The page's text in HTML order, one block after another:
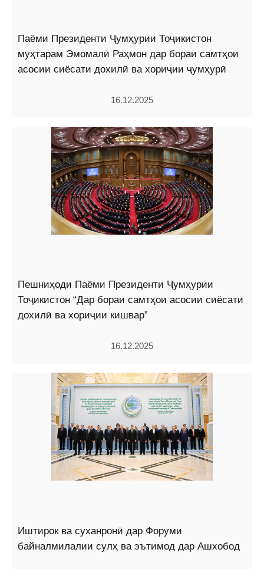
Паёми Президенти Ҷумҳурии Тоҷикистон
муҳтарам Эмомалӣ Раҳмон дар бораи самтҳои
асосии сиёсати дохилӣ ва хориҷии ҷумҳурӣ
16.12.2025
Пешниҳоди Паёми Президенти Ҷумҳурии
Тоҷикистон “Дар бораи самтҳои асосии сиёсати
дохилӣ ва хориҷии кишвар”
16.12.2025
Иштирок ва суханронӣ дар Форуми
байналмилалии сулҳ ва эътимод дар Ашхобод